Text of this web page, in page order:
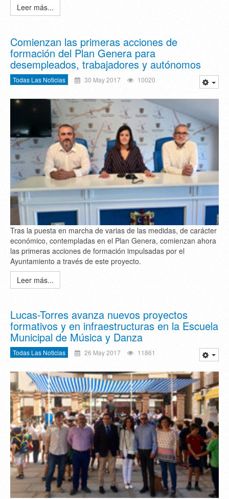
Leer más...
Comienzan las primeras acciones de
formación del Plan Genera para
desempleados, trabajadores y autónomos
Todas Las Noticias 30 May 2017 10020
Tras la puesta en marcha de varias de las medidas, de carácter
económico, contempladas en el Plan Genera, comienzan ahora
las primeras acciones de formación impulsadas por el
Ayuntamiento a través de este proyecto.
Leer más...
Lucas-Torres avanza nuevos proyectos
formativos y en infraestructuras en la Escuela
Municipal de Música y Danza
Todas Las Noticias 26 May 2017 11861